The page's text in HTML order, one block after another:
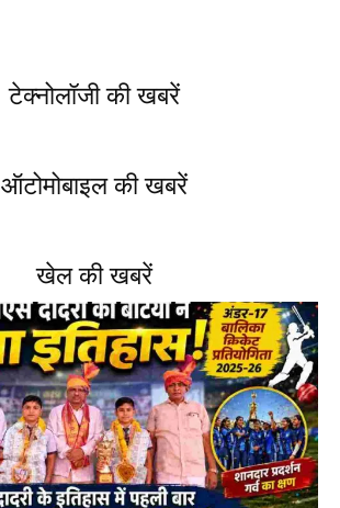
टेक्नोलॉजी की खबरें
ऑटोमोबाइल की खबरें
खेल की खबरें